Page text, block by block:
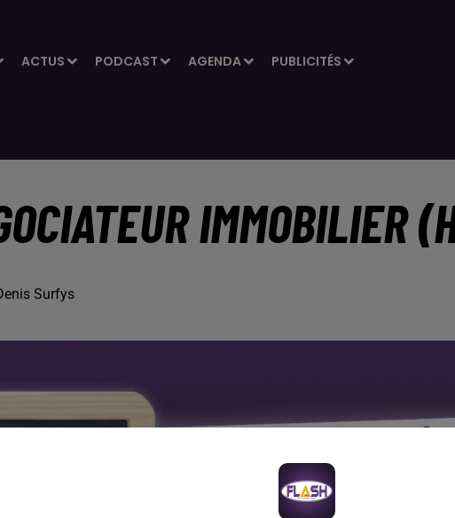
ACTUS PODCAST AGENDA PUBLICITÉS
IMMOBILIER
Surfys